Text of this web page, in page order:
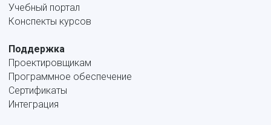
Учебный портал
Конспекты курсов
Поддержка
Проектировщикам
Программное обеспечение
Сертификаты
Интеграция